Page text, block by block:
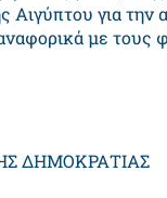
Αιγύπτου για την
με τους
ΔΗΜΟΚΡΑΤΙΑΣ